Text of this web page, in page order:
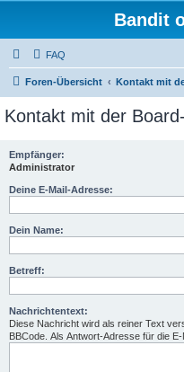
Bandit
FAQ
Foren-Übersicht Kontakt mit
Kontakt mit der
Empfänger:
Administrator
Deine E-Mail-Adresse:
Dein Name:
Betreff:
Nachrichtentext:
Diese Nachricht wird als reiner Text
BBCode. Als Antwort-Adresse für die